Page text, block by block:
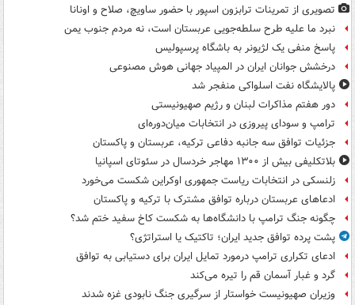
تصویری از تمرینات ترابزون اسپور با حضور ساویچ، صلاح و اونانا
نبرد ما علیه طرح سلطه‌جویی عربستان است، نه مردم جنوب یمن
پاسخ منفی یک لژیونر به باشگاه پرسپولیس
درخشش جوانان ایران در المپیاد جهانی هوش مصنوعی
پالایشگاه نفت اسلواکی منفجر شد
دور هفتم مذاکرات لبنان و رژیم صهیونیستی
ترامپ و سودای پیروزی در انتخابات میان‌دوره‌ای
جزئیات توافق سه جانبه دفاعی ترکیه، عربستان و پاکستان
بلاتکلیفی بیش از ۱۳۰۰ مهاجر خردسال در سئوتای اسپانیا
زلنسکی در انتخابات ریاست جمهوری اوکراین شکست می‌خورد
ادعاهای عربستان درباره توافق مشترک با ترکیه و پاکستان
چگونه جنگ ترامپ با دانشگاه‌ها به شکست کاخ سفید ختم شد؟
پشت پرده توافق جدید ایران؛ تاکتیک یا استراتژی؟
ادعای تکراری ترامپ درمورد تمایل ایران برای دستیابی به توافق
گرد و غبار آسمان قم را تیره می‌کند
وزیران صهیونیست خواستار از سرگیری جنگ نابودی غزه شدند